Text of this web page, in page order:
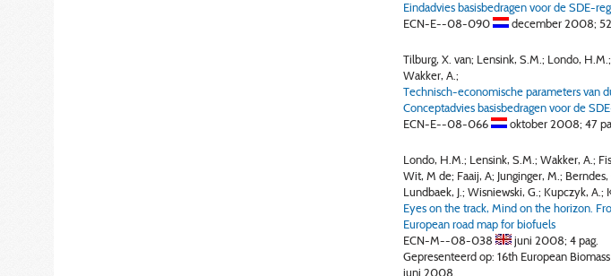
Eindadvies basisbedragen voor de SDE-
ECN-E--08-090
december 2008;
Tilburg, X. van; Lensink, S.M.; Londo,
Wakker, A.;
Technisch-economische parameters van
Conceptadvies basisbedragen voor de
ECN-E--08-066
oktober 2008; 47
Londo, H.M.; Lensink, S.M.; Wakker, A.;
Wit, M de; Faaij, A; Junginger, M.;
Lundbaek, J.; Wisniewski, G.; Kupczyk, A.;
Eyes on the track, Mind on the horizon.
European road map for biofuels
ECN-M--08-038
juni 2008; 4 pag.
Gepresenteerd op: 16th European
juni 2008.